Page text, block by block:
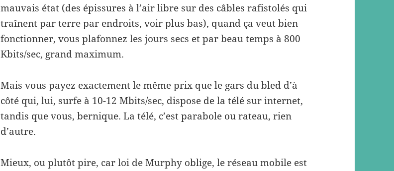
mauvais état (des épissures à l’air libre sur des câbles rafistolés qui
traînent par terre par endroits, voir plus bas), quand ça veut bien
fonctionner, vous plafonnez les jours secs et par beau temps à 800
Kbits/sec, grand maximum.
Mais vous payez exactement le même prix que le gars du bled d’à
côté qui, lui, surfe à 10-12 Mbits/sec, dispose de la télé sur internet,
tandis que vous, bernique. La télé, c’est parabole ou rateau, rien
d’autre.
Mieux, ou plutôt pire, car loi de Murphy oblige, le réseau mobile est